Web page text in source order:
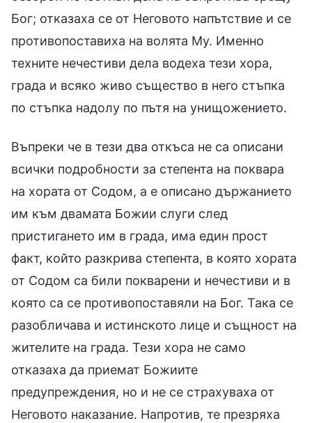
Бог; отказаха се от Неговото напътствие и се
противопоставиха на волята Му. Именно
техните нечестиви дела водеха тези хора,
града и всяко живо същество в него стъпка
по стъпка надолу по пътя на унищожението.
Въпреки че в тези два откъса не са описани
всички подробности за степента на поквара
на хората от Содом, а е описано държанието
им към двамата Божии слуги след
пристигането им в града, има един прост
факт, който разкрива степента, в която хората
от Содом са били покварени и нечестиви и в
която са се противопоставяли на Бог. Така се
разобличава и истинското лице и същност на
жителите на града. Тези хора не само
отказаха да приемат Божиите
предупреждения, но и не се страхуваха от
Неговото наказание. Напротив, те презряха